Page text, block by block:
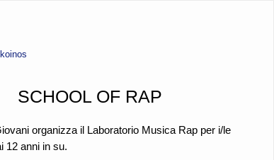
koinos
OF RAP
organizza il Laboratorio Musica Rap per i/le
12 anni in su.